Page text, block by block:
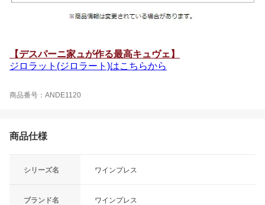
【デスパーニ家ュが作る最高キュヴェ】
ジロラット(ジロラート)はこちらから
商品番号：ANDE1120
商品仕様
シリーズ名 ワインプレス
ブランド名 ワインプレス